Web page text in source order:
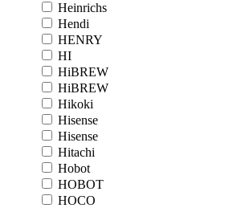
Heinrichs
Hendi
HENRY
HI
HiBREW
HiBREW
Hikoki
Hisense
Hisense
Hitachi
Hobot
HOBOT
HOCO